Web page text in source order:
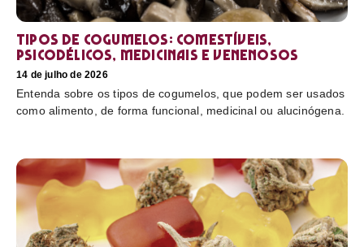
Tipos de cogumelos: comestíveis,
psicodélicos, medicinais e venenosos
14 de julho de 2026
Entenda sobre os tipos de cogumelos, que podem ser usados
como alimento, de forma funcional, medicinal ou alucinógena.